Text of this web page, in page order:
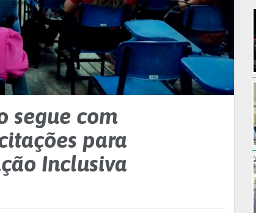
segue com
para
Inclusiva